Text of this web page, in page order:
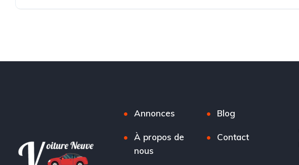
Annonces Blog
À propos de
nous
Contact